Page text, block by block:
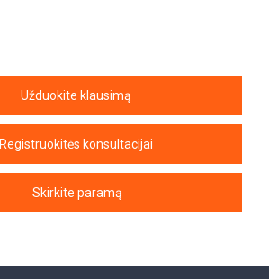
Užduokite klausimą
Registruokitės konsultacijai
Skirkite paramą